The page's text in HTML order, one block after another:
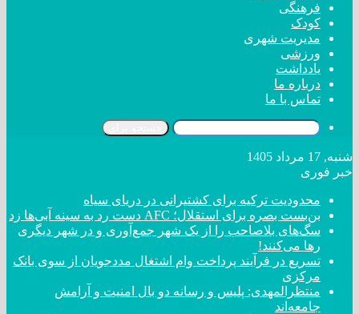
فرهنگی
کودک
مدیریت شهری
ورزشی
یادداشت
درباره ما
تماس با ما
شنبه, 17 مرداد 1405
خبر فوری
محدودیت ترکیه برای کشتیرانی در دریای سیاه
بن‌بست بصره برای استقلال؛ AFC دست رد به سینه آبی‌ها زد
سگ‌های بلاصاحب را از یک شهر جمع‌آوری و در شهر دیگری
رها می‌کنند!
تسریع در فرآیند پرداخت وام اشتغال مددجویان از سوی بانک
مرکزی
منتظرالمهدی: پلیس و رسانه دو بال امنیت و آرامش
جامعه‌اند